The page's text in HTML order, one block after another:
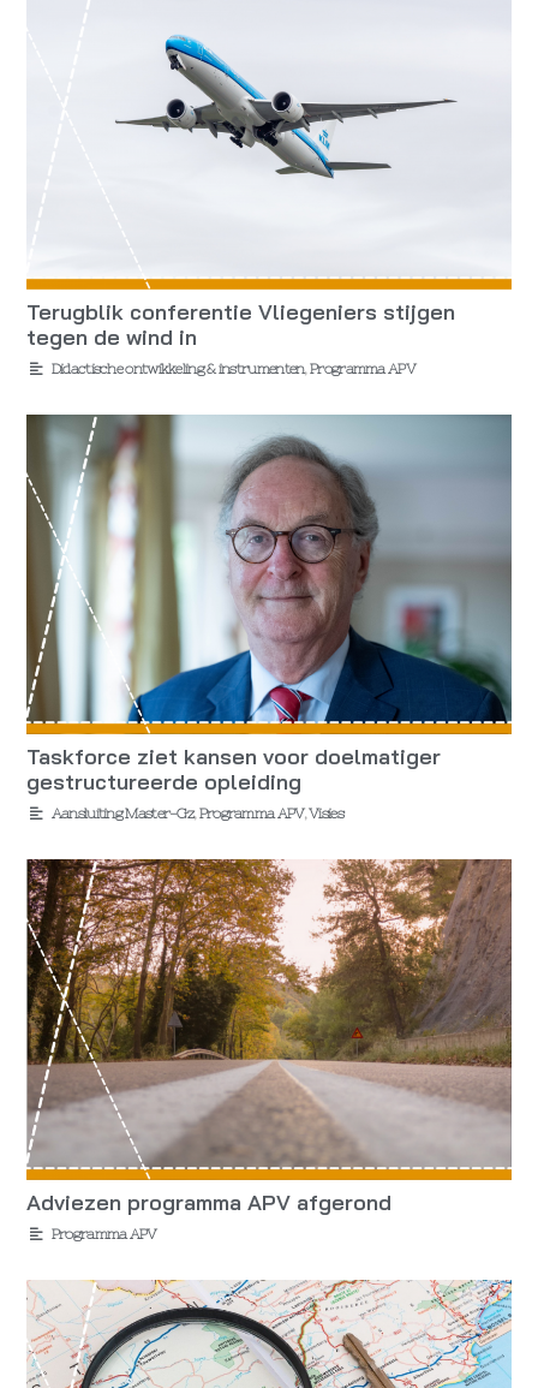
Terugblik conferentie Vliegeniers stijgen
tegen de wind in
Didactische ontwikkeling & instrumenten,Programma APV
Taskforce ziet kansen voor doelmatiger
gestructureerde opleiding
Aansluiting Master-Gz,Programma APV,Visies
Adviezen programma APV afgerond
Programma APV